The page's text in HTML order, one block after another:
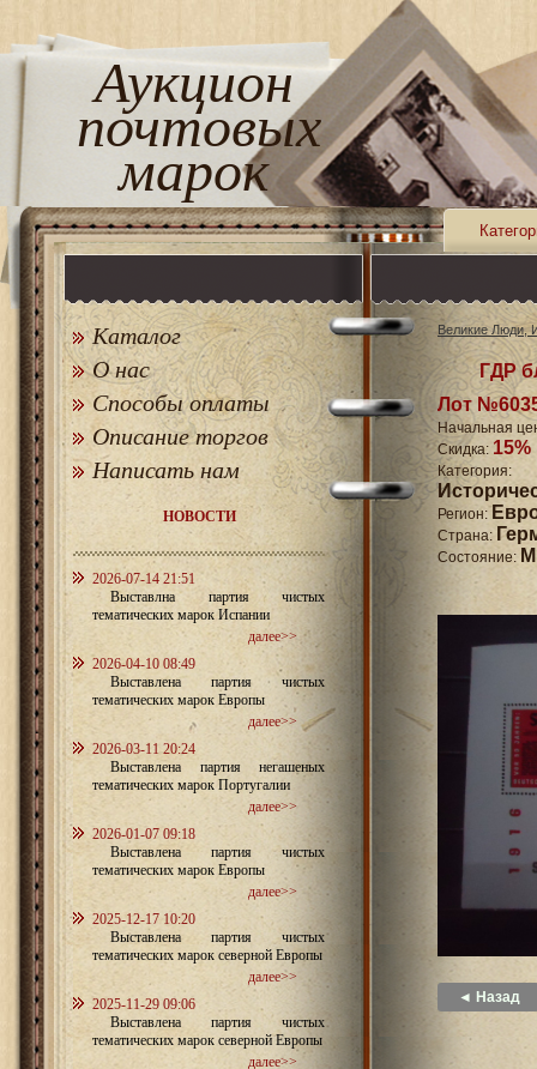
Аукцион
почтовых
марок
Каталог
О нас
Способы оплаты
Описание торгов
Написать нам
НОВОСТИ
2026-07-14 21:51
Выставлна партия чистых
тематических марок Испании
далее>>
2026-04-10 08:49
Выставлена партия чистых
тематических марок Европы
далее>>
2026-03-11 20:24
Выставлена партия негашеных
тематических марок Португалии
далее>>
2026-01-07 09:18
Выставлена партия чистых
тематических марок Европы
далее>>
2025-12-17 10:20
Выставлена партия чистых
тематических марок северной Европы
далее>>
2025-11-29 09:06
Выставлена партия чистых
тематических марок северной Европы
далее>>
Великие Люди,
ГДР
Лот
Начальная
Скидка: 15%
Регион:
Страна:
Состояние:
◄ Назад